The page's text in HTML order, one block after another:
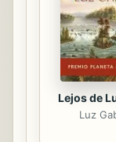
Lejos de
Luz